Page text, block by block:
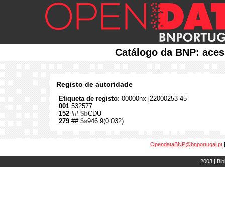
Catálogo da BNP:
Registo de autoridade
Etiqueta de registo: 00000nx j22000253 45
001 532577
152 ## $bCDU
279 ## $a946.9(0.032)
OpendataBNP@bnportugal.pt
2003 |